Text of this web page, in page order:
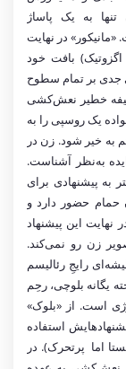
به یک پاساژ
در نهایت
بافت خود
جدی بر تمام سطوح
خطیر نعش‌کشی
یک روسپی را به
به خیر شود. زن در
به‌نظر آشناست.
به پیشنهادی برای
حمام حضور دارد و
این پیشنهاد
زن رو نمی‌کند.
رایجِ رئالیسم
یگانه بلوچی، رحِم
است. از «بلوک»
استفاده
اما پرتحرک). در